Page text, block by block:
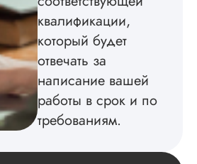
Магистерскую
диссертацию по
философии
на твердую 5.
структуру, список
литературы,
приложения,
поставили ссылки
литературные
квалификации,
который будет
отвечать за
написание вашей
работы в срок и по
требованиям.